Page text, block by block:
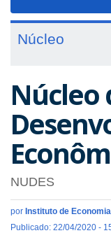
Núcleo
Núcleo
NUDES
por Instituto de
Publicado: 22/04/2020 -